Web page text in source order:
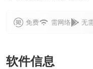
免费 需网络 无
软件信息